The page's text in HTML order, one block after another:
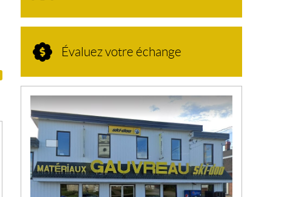
Évaluez votre échange
N
O
U
V
E
L
L